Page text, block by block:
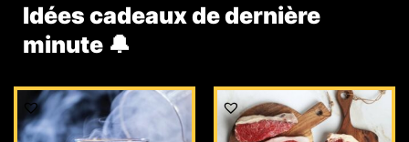
Idées cadeaux de dernière
minute 🔔